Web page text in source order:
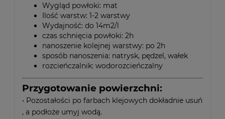
Wygląd powłoki: mat
Ilość warstw: 1-2 warstwy
Wydajność: do 14m2/l
czas schnięcia powłoki: 2h
nanoszenie kolejnej warstwy: po 2h
sposób nanoszenia: natrysk, pędzel, wałek
rozcieńczalnik: wodorozcieńczalny
Przygotowanie powierzchni:
• Pozostałości po farbach klejowych dokładnie usuń
, a podłoże umyj wodą.